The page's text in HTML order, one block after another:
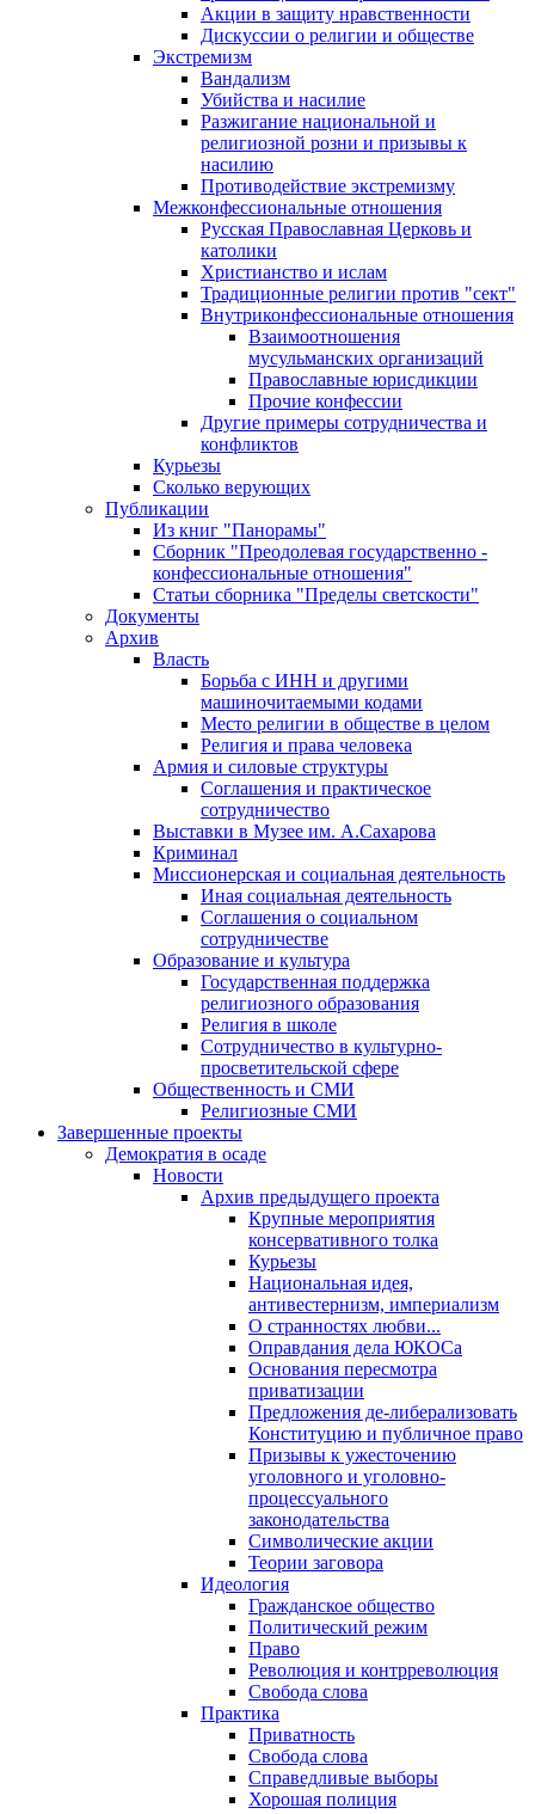
Акции в защиту нравственности
Дискуссии о религии и обществе
Экстремизм
Вандализм
Убийства и насилие
Разжигание национальной и
религиозной розни и призывы к
насилию
Противодействие экстремизму
Межконфессиональные отношения
Русская Православная Церковь и
католики
Христианство и ислам
Традиционные религии против "сект"
Внутриконфессиональные отношения
Взаимоотношения
мусульманских организаций
Православные юрисдикции
Прочие конфессии
Другие примеры сотрудничества и
конфликтов
Курьезы
Сколько верующих
Публикации
Из книг "Панорамы"
Сборник "Преодолевая государственно -
конфессиональные отношения"
Статьи сборника "Пределы светскости"
Документы
Архив
Власть
Борьба с ИНН и другими
машиночитаемыми кодами
Место религии в обществе в целом
Религия и права человека
Армия и силовые структуры
Соглашения и практическое
сотрудничество
Выставки в Музее им. А.Сахарова
Криминал
Миссионерская и социальная деятельность
Иная социальная деятельность
Соглашения о социальном
сотрудничестве
Образование и культура
Государственная поддержка
религиозного образования
Религия в школе
Сотрудничество в культурно-
просветительской сфере
Общественность и СМИ
Религиозные СМИ
Завершенные проекты
Демократия в осаде
Новости
Архив предыдущего проекта
Крупные мероприятия
консервативного толка
Курьезы
Национальная идея,
антивестернизм, империализм
О странностях любви...
Оправдания дела ЮКОСа
Основания пересмотра
приватизации
Предложения де-либерализовать
Конституцию и публичное право
Призывы к ужесточению
уголовного и уголовно-
процессуального
законодательства
Символические акции
Теории заговора
Идеология
Гражданское общество
Политический режим
Право
Революция и контрреволюция
Свобода слова
Практика
Приватность
Свобода слова
Справедливые выборы
Хорошая полиция